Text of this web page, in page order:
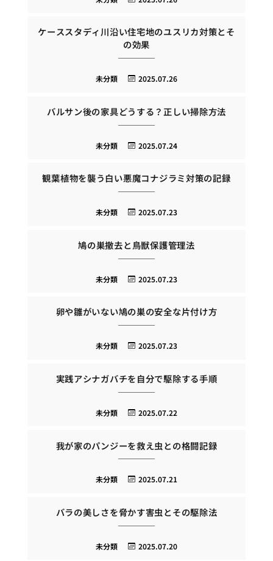
ケーススタディ川沿い住宅地のユスリカ対策とそ
の効果
2025.07.26
未分類
バルサン後の家具どうする？正しい掃除方法
2025.07.24
未分類
観葉植物を襲う白い悪魔コナジラミ対策の記録
2025.07.23
未分類
鳩の巣撤去と鳥獣保護管理法
2025.07.23
未分類
卵や雛がいない鳩の巣の安全な片付け方
2025.07.23
未分類
実践アシナガバチを自分で駆除する手順
2025.07.22
未分類
我が家のパンジーを救え虫との格闘記録
2025.07.21
未分類
バラの美しさを脅かす害虫とその駆除法
2025.07.20
未分類